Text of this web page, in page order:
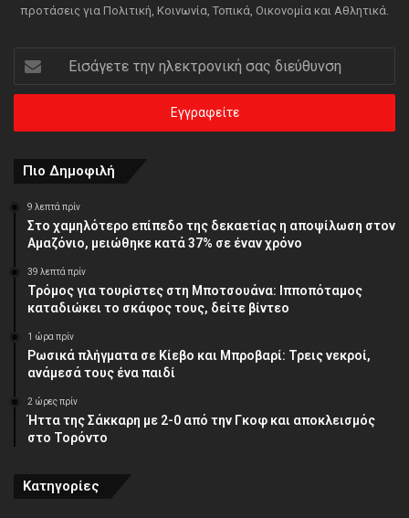
προτάσεις για Πολιτική, Κοινωνία, Τοπικά, Οικονομία και Αθλητικά.
Εισάγετε
την
ηλεκτρονική
διεύθυνση
Πιο Δημοφιλή
9 λεπτά πρίν
Στο χαμηλότερο επίπεδο της δεκαετίας η αποψίλωση στον
Αμαζόνιο, μειώθηκε κατά 37% σε έναν χρόνο
39 λεπτά πρίν
Τρόμος για τουρίστες στη Μποτσουάνα: Ιπποπόταμος
καταδιώκει το σκάφος τους, δείτε βίντεο
1 ώρα πρίν
Ρωσικά πλήγματα σε Κίεβο και Μπροβαρί: Τρεις νεκροί,
ανάμεσά τους ένα παιδί
2 ώρες πρίν
Ήττα της Σάκκαρη με 2-0 από την Γκοφ και αποκλεισμός
στο Τορόντο
Κατηγορίες